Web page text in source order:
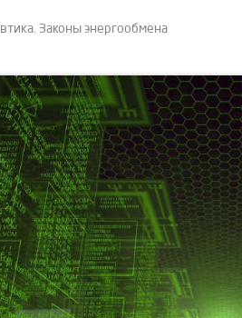
Законы энергообмена